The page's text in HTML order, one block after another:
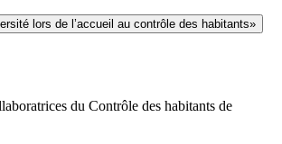
lors de l’accueil au contrôle des habitants»
du Contrôle des habitants de